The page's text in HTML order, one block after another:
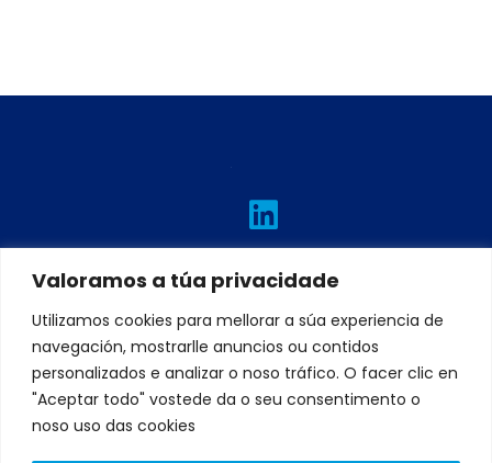
Valoramos a túa privacidade
Utilizamos cookies para mellorar a súa experiencia de
navegación, mostrarlle anuncios ou contidos
personalizados e analizar o noso tráfico. O facer clic en
"Aceptar todo" vostede da o seu consentimento o
noso uso das cookies
L
i
n
k
e
d
i
I
n
s
t
a
g
r
T
w
i
t
t
e
r
F
a
c
e
b
o
o
Y
o
u
t
u
b
e